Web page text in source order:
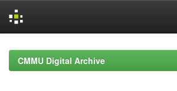
navigationCMMU Digital Archive